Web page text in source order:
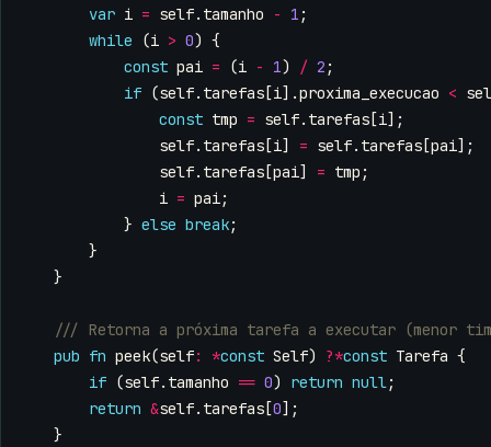
var i = self. tamanho - 1 ;
while
(i > 0) {
const pai = (i - 1) / 2 ;
if (self. tarefas [i].proxima_execucao <
const tmp = self. tarefas [i];
self. tarefas [i] = self. tarefas [pai];
self. tarefas [pai] = tmp ;
i = pai;
} else break;
}
}
pub fn peek(self: *const Self) ?*const Tarefa {
if (self. tamanho == 0) return null;
return &self. tarefas [0];
}